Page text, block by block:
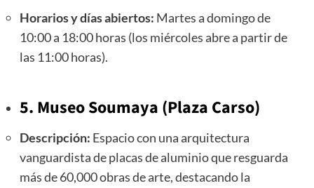
Horarios y días abiertos: Martes a domingo de
10:00 a 18:00 horas (los miércoles abre a partir de
las 11:00 horas).
5. Museo Soumaya (Plaza Carso)
Descripción: Espacio con una arquitectura
vanguardista de placas de aluminio que resguarda
más de 60,000 obras de arte, destacando la